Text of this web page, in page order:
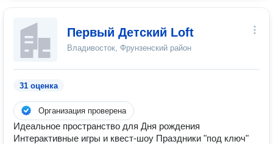
Первый Детский Loft
Владивосток, Фрунзенский район
31 оценка
Организация проверена
Идеальное пространство для Дня рождения
Интерактивные игры и квест-шоу Праздники "под ключ"